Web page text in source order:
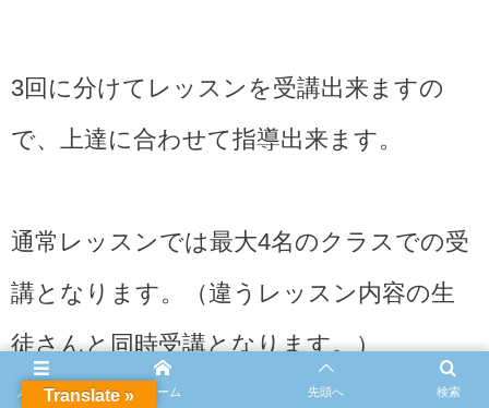
3回に分けてレッスンを受講出来ますの
で、上達に合わせて指導出来ます。
通常レッスンでは最大4名のクラスでの受
講となります。（違うレッスン内容の生
徒さんと同時受講となります。）
メニュー 検索
ホーム 先頭へ
Translate »